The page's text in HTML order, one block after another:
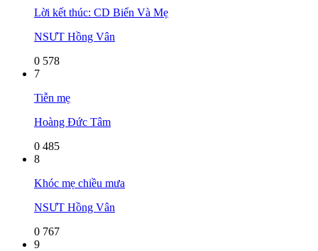
Lời kết thúc: CD Biển Và Mẹ
NSƯT Hồng Vân
0 578
7
Tiễn mẹ
Hoàng Đức Tâm
0 485
8
Khóc mẹ chiều mưa
NSƯT Hồng Vân
0 767
9